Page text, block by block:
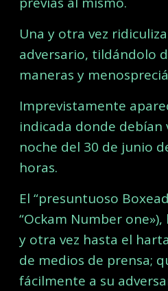
Una y otra vez
adversario, tildándolo
maneras y
Imprevistamente
indicada donde debían
noche del 30 de junio
horas.
El “presuntuoso
“Ockam Number
y otra vez hasta el
de medios de prensa;
fácilmente a su